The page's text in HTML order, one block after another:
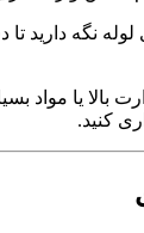
نگه دارید
بالا یا مواد
کنید.